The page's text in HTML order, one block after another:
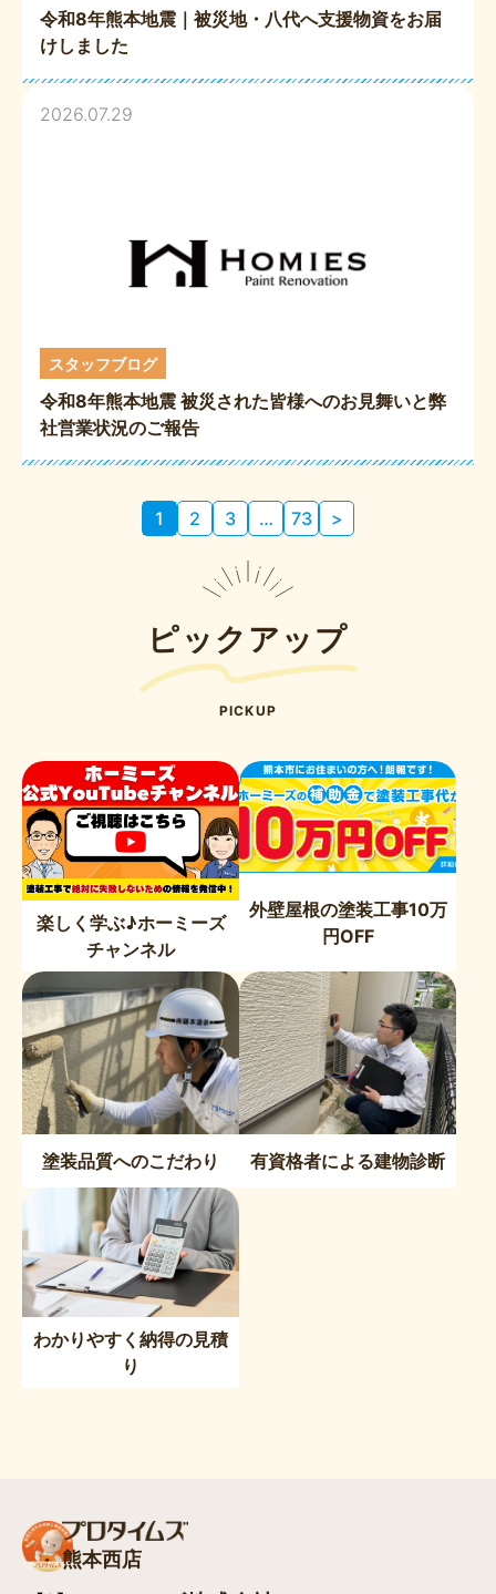
令和8年熊本地震｜被災地・八代へ支援物資をお届
けしました
2026.07.29
スタッフブログ
令和8年熊本地震 被災された皆様へのお見舞いと弊
社営業状況のご報告
1 2 3 … 73 >
ピックアップ
PICKUP
楽しく学ぶ♪ホーミーズ
チャンネル
外壁屋根の塗装工事10万
円OFF
塗装品質へのこだわり 有資格者による建物診断
わかりやすく納得の見積
り
熊本西店